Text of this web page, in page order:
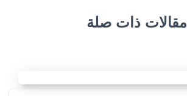
مقالات ذات صلة